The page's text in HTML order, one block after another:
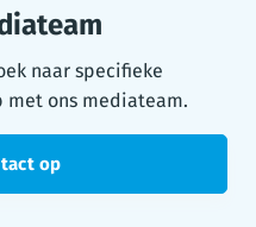
naar specifieke
met ons mediateam.
op